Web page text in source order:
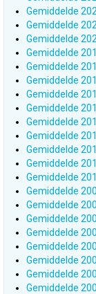
Gemiddelde
Gemiddelde
Gemiddelde
Gemiddelde
Gemiddelde
Gemiddelde
Gemiddelde
Gemiddelde
Gemiddelde
Gemiddelde
Gemiddelde
Gemiddelde
Gemiddelde
Gemiddelde
Gemiddelde
Gemiddelde
Gemiddelde
Gemiddelde
Gemiddelde
Gemiddelde
Gemiddelde